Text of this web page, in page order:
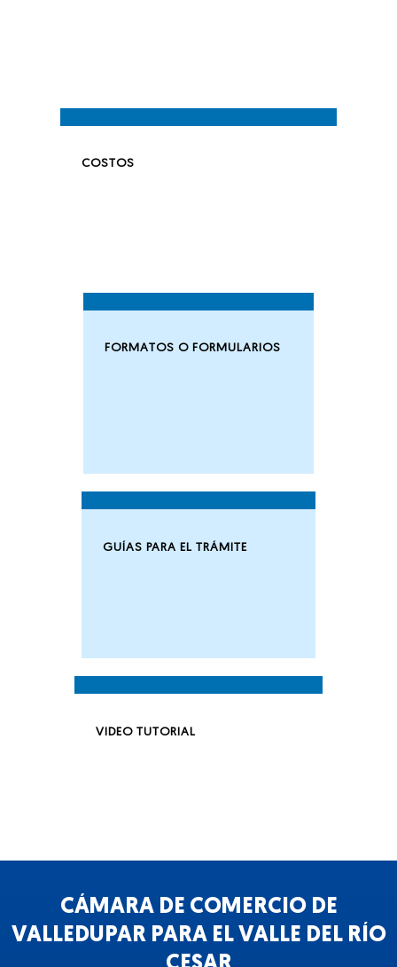
COSTOS
FORMATOS O FORMULARIOS
GUÍAS PARA EL TRÁMITE
VIDEO TUTORIAL
CÁMARA DE COMERCIO DE
VALLEDUPAR PARA EL VALLE DEL RÍO